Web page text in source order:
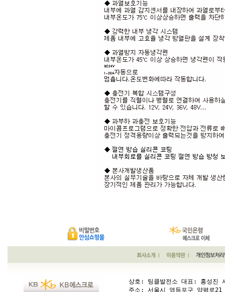
상호: 팅클발전소 대표: 홍성
주소: 서울시 영등포구 양평